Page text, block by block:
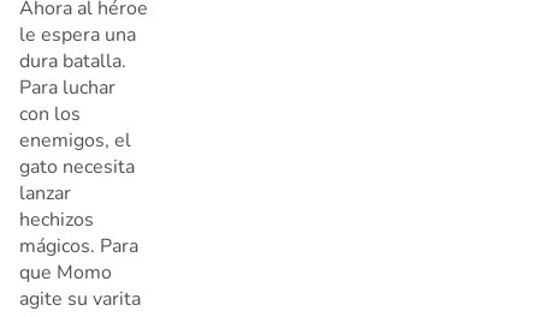
Ahora al héroe
le espera una
dura batalla.
Para luchar
con los
enemigos, el
gato necesita
lanzar
hechizos
mágicos. Para
que Momo
agite su varita